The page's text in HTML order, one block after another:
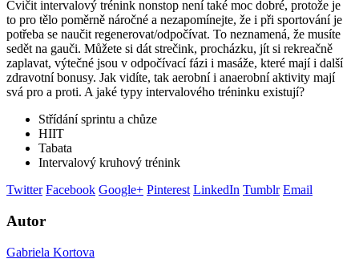
Cvičit intervalový trénink nonstop není také moc dobré, protože je
to pro tělo poměrně náročné a nezapomínejte, že i při sportování je
potřeba se naučit regenerovat/odpočívat. To neznamená, že musíte
sedět na gauči. Můžete si dát strečink, procházku, jít si rekreačně
zaplavat, výtečné jsou v odpočívací fázi i masáže, které mají i další
zdravotní bonusy. Jak vidíte, tak aerobní i anaerobní aktivity mají
svá pro a proti. A jaké typy intervalového tréninku existují?
Střídání sprintu a chůze
HIIT
Tabata
Intervalový kruhový trénink
Twitter Facebook Google+ Pinterest LinkedIn Tumblr Email
Autor
Gabriela Kortova